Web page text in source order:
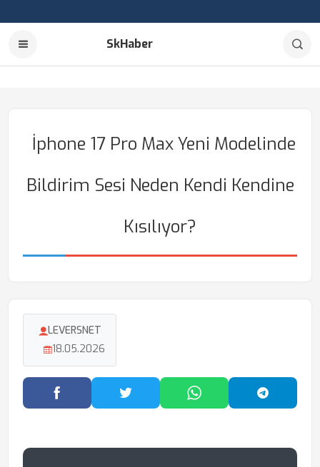
SkHaber
İphone 17 Pro Max Yeni Modelinde
Bildirim Sesi Neden Kendi Kendine
Kısılıyor?
LEVERSNET
18.05.2026
Facebook'ta PaylaşTwitter'da PaylaşWhatsApp'ta Paylaş